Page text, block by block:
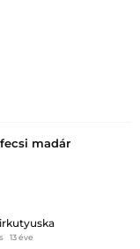
madár
13 éve